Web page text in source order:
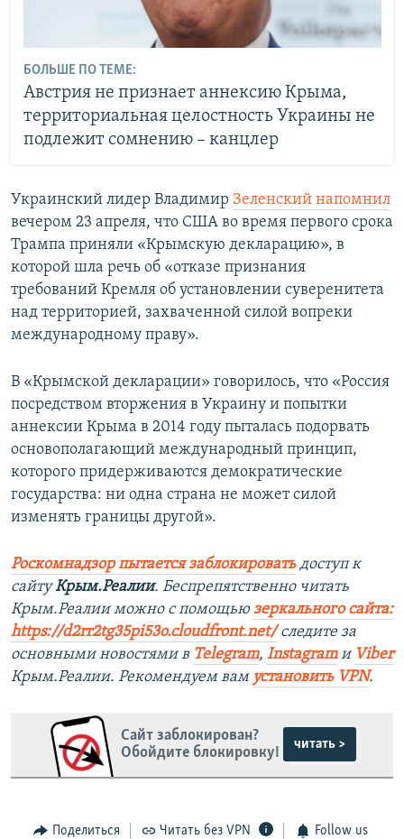
БОЛЬШЕ ПО ТЕМЕ:
Австрия не признает аннексию Крыма,
территориальная целостность Украины не
подлежит сомнению – канцлер
Украинский лидер Владимир Зеленский напомнил
вечером 23 апреля, что США во время первого срока
Трампа приняли «Крымскую декларацию», в
которой шла речь об «отказе признания
требований Кремля об установлении суверенитета
над территорией, захваченной силой вопреки
международному праву».
В «Крымской декларации» говорилось, что «Россия
посредством вторжения в Украину и попытки
аннексии Крыма в 2014 году пыталась подорвать
основополагающий международный принцип,
которого придерживаются демократические
государства: ни одна страна не может силой
изменять границы другой».
Роскомнадзор пытается заблокироватьдоступ к
сайтуКрым.Реалии. Беспрепятственно читать
Крым.Реалии можно с помощью зеркального сайта:
https://d2rr2tg35pi53o.cloudfront.net/следите за
основными новостями в Telegram, Instagramи Viber
Крым.Реалии. Рекомендуем вам установить VPN.
Сайт заблокирован?
Обойдите блокировку!
читать >
Поделиться Читать без VPN Follow us